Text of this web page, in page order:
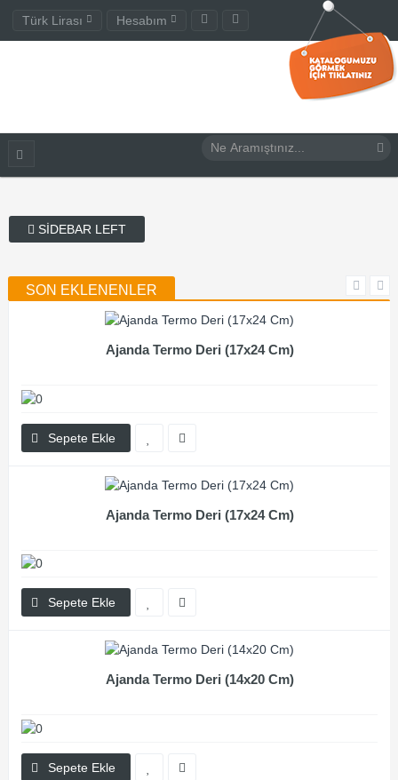
Türk Lirası Hesabım
SIDEBAR LEFT
SON EKLENENLER
Ajanda Termo Deri (17x24 Cm)
Sepete Ekle
Ajanda Termo Deri (17x24 Cm)
Sepete Ekle
Ajanda Termo Deri (14x20 Cm)
Sepete Ekle